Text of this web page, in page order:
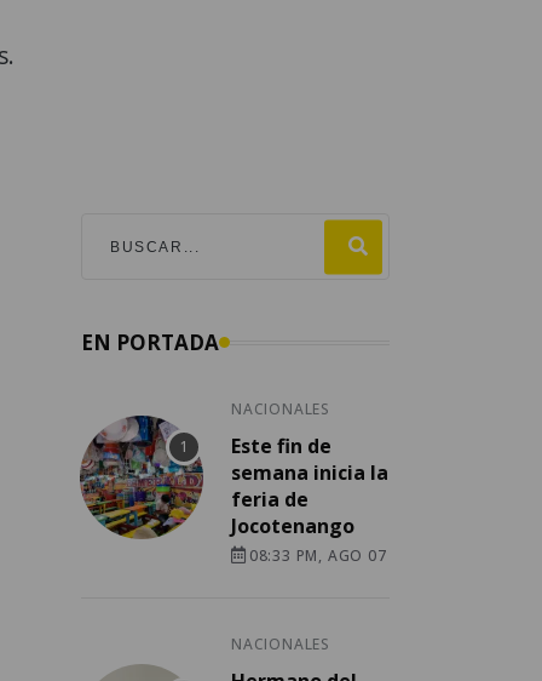
EN PORTADA
NACIONALES
Este fin de
semana inicia la
feria de
Jocotenango
08:33 PM, AGO 07
NACIONALES